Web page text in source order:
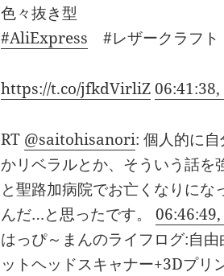
色々抜き型
#AliExpress #レザークラフト
https://t.co/jfkdVirliZ
RT @saitohisanori: 個人的に
かリベラルとか、そういう話を
と聖路加病院でお亡くなりに
んだ…と思ったです。
はっぴ～まんのライフログ:自
ットヘッドスキャナー+3Dプリ